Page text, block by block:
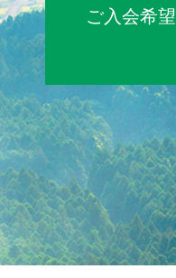
ご入会希